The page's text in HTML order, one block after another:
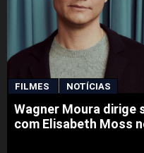
FILMES NOTÍCIAS
Wagner Moura dirige
com Elisabeth Moss